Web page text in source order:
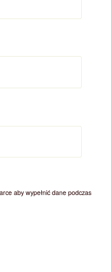
aby wypełnić dane podczas